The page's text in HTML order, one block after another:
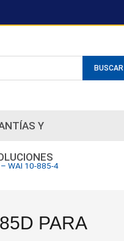
BUSCAR
Y
WAI 10-885-4
PARA